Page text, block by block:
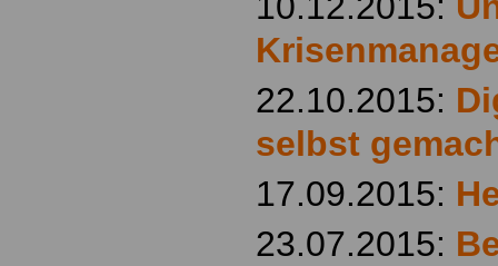
22.10.2015:
selbst
17.09.2015:
23.07.2015: